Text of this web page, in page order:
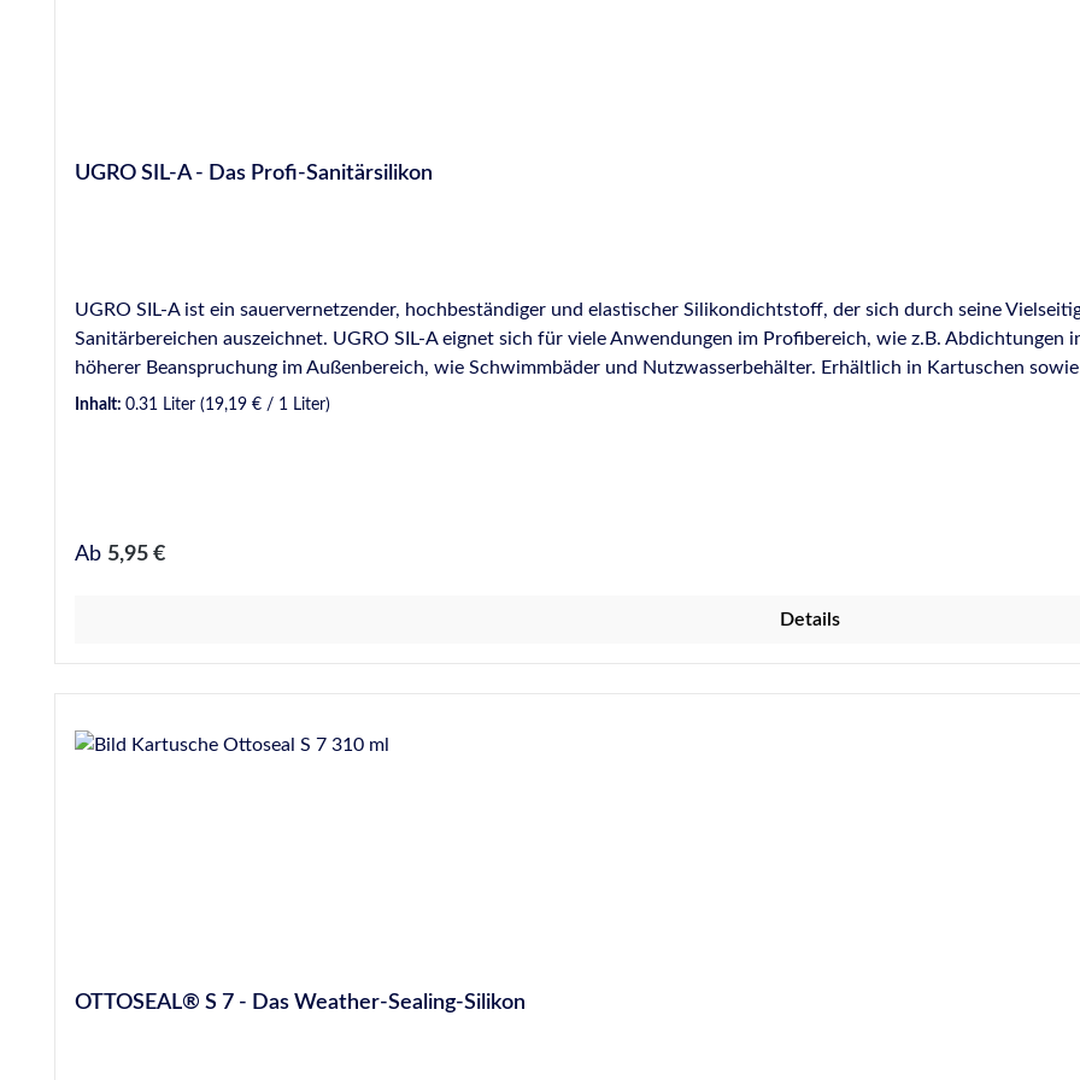
UGRO SIL-A - Das Profi-Sanitärsilikon
UGRO SIL-A ist ein sauervernetzender, hochbeständiger und elastischer Silikondichtstoff, der sich durch seine
Sanitärbereichen auszeichnet. UGRO SIL-A eignet sich für viele Anwendungen im Profibereich, wie z.B. Abdichtungen
höherer Beanspruchung im Außenbereich, wie Schwimmbäder und Nutzwasserbehälter. Erhältlich in Kartuschen
Beutel á 400 ml je Karton Anwendungsbereiche: Für innen und außen Zum elastischen Schließen von Eck-, Anschluss- und Bewegungsfugen Zum Schließen von Anschluss-
Hypochlorit, Ozon, Kupfersulfat, Aluminiumsulfat Leicht spritz- und glättbar Pilzhemmend ausgerüstet, beugt Pilz-
Inhalt: 0.31 Liter (19,19 € / 1 Liter)
Regulärer Preis:
Ab 5,95 €
Details
OTTOSEAL® S 7 - Das Weather-Sealing-Silikon